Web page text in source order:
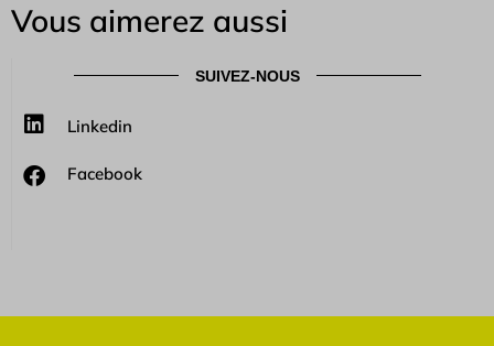
Vous aimerez aussi
SUIVEZ-NOUS
Linkedin
Facebook